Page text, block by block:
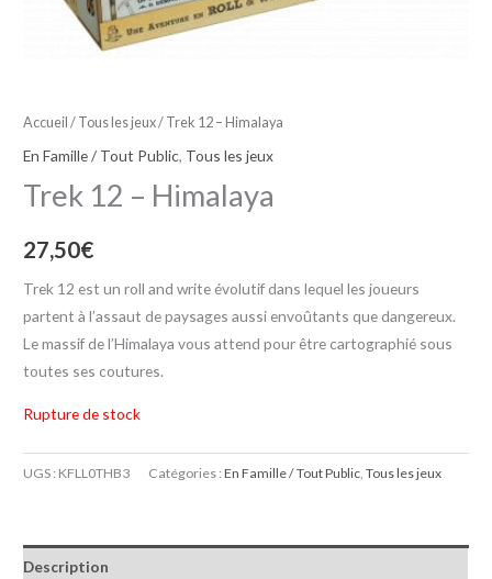
Accueil / Tous les jeux/ Trek 12 – Himalaya
En Famille / Tout Public, Tous les jeux
Trek 12 – Himalaya
27,50€
Trek 12 est un roll and write évolutif dans lequel les joueurs
partent à l’assaut de paysages aussi envoûtants que dangereux.
Le massif de l’Himalaya vous attend pour être cartographié sous
toutes ses coutures.
Rupture de stock
UGS : KFLL0THB3 Catégories :En Famille / Tout Public ,Tous les jeux
Description